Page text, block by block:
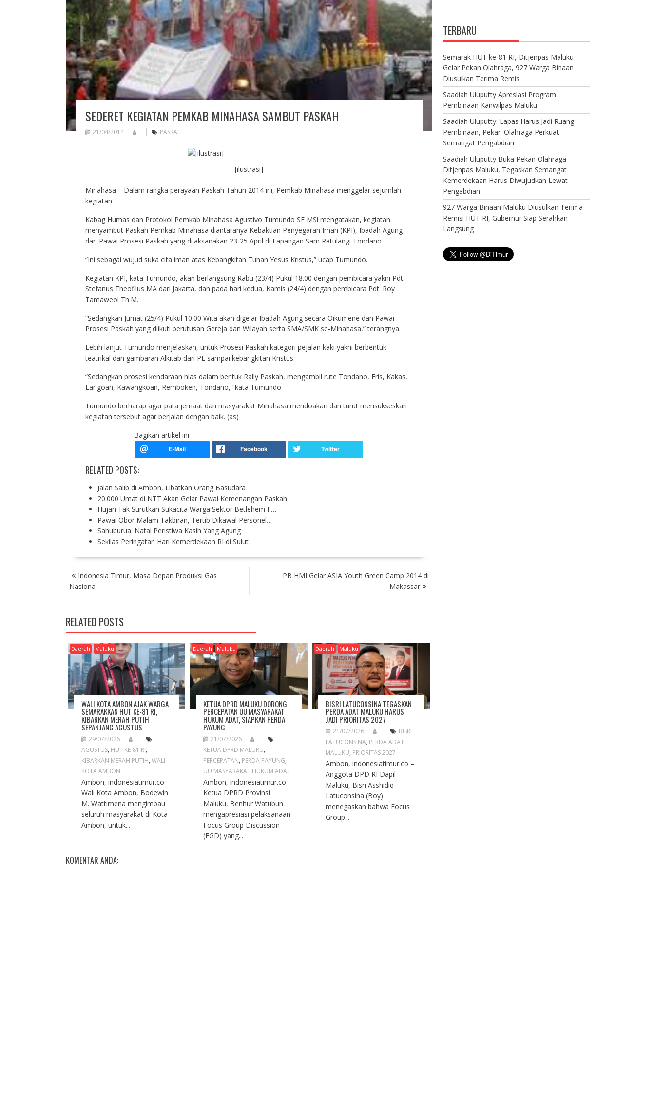
SEDERET KEGIATAN PEMKAB MINAHASA SAMBUT PASKAH
21/04/2014 PASKAH
[ilustrasi]
Minahasa – Dalam rangka perayaan Paskah Tahun 2014 ini, Pemkab Minahasa menggelar sejumlah
kegiatan.
Kabag Humas dan Protokol Pemkab Minahasa Agustivo Tumundo SE MSi mengatakan, kegiatan
menyambut Paskah Pemkab Minahasa diantaranya Kebaktian Penyegaran Iman (KPI), Ibadah Agung
dan Pawai Prosesi Paskah yang dilaksanakan 23-25 April di Lapangan Sam Ratulangi Tondano.
“Ini sebagai wujud suka cita iman atas Kebangkitan Tuhan Yesus Kristus,” ucap Tumundo.
Kegiatan KPI, kata Tumundo, akan berlangsung Rabu (23/4) Pukul 18.00 dengan pembicara yakni Pdt.
Stefanus Theofilus MA dari Jakarta, dan pada hari kedua, Kamis (24/4) dengan pembicara Pdt. Roy
Tamaweol Th.M.
“Sedangkan Jumat (25/4) Pukul 10.00 Wita akan digelar Ibadah Agung secara Oikumene dan Pawai
Prosesi Paskah yang diikuti perutusan Gereja dan Wilayah serta SMA/SMK se-Minahasa,” terangnya.
Lebih lanjut Tumundo menjelaskan, untuk Prosesi Paskah kategori pejalan kaki yakni berbentuk
teatrikal dan gambaran Alkitab dari PL sampai kebangkitan Kristus.
“Sedangkan prosesi kendaraan hias dalam bentuk Rally Paskah, mengambil rute Tondano, Eris, Kakas,
Langoan, Kawangkoan, Remboken, Tondano,” kata Tumundo.
Tumundo berharap agar para jemaat dan masyarakat Minahasa mendoakan dan turut mensukseskan
kegiatan tersebut agar berjalan dengan baik. (as)
Bagikan artikel ini
RELATED POSTS:
Jalan Salib di Ambon, Libatkan Orang Basudara
20.000 Umat di NTT Akan Gelar Pawai Kemenangan Paskah
Hujan Tak Surutkan Sukacita Warga Sektor Betlehem II…
Pawai Obor Malam Takbiran, Tertib Dikawal Personel…
Sahuburua: Natal Peristiwa Kasih Yang Agung
Sekilas Peringatan Hari Kemerdekaan RI di Sulut
P
O
S
N
A
V
G
A
T
O
N
Indonesia Timur, Masa Depan Produksi Gas
Nasional
PB HMI Gelar ASIA Youth Green Camp 2014 di
Makassar
RELATED POSTS
Daerah Maluku
WALI KOTA AMBON AJAK WARGA
SEMARAKKAN HUT KE-81 RI,
KIBARKAN MERAH PUTIH
SEPANJANG AGUSTUS
29/07/2026
AGUSTUS, HUT KE-81 RI,
KIBARKAN MERAH PUTIH, WALI
KOTA AMBON
Ambon, indonesiatimur.co –
Wali Kota Ambon, Bodewin
M. Wattimena mengimbau
seluruh masyarakat di Kota
Ambon, untuk...
Daerah Maluku
KETUA DPRD MALUKU DORONG
PERCEPATAN UU MASYARAKAT
HUKUM ADAT, SIAPKAN PERDA
PAYUNG
21/07/2026
KETUA DPRD MALUKU,
PERCEPATAN, PERDA PAYUNG,
UU MASYARAKAT HUKUM ADAT
Ambon, indonesiatimur.co –
Ketua DPRD Provinsi
Maluku, Benhur Watubun
mengapresiasi pelaksanaan
Focus Group Discussion
(FGD) yang...
Daerah Maluku
BISRI LATUCONSINA TEGASKAN
PERDA ADAT MALUKU HARUS
JADI PRIORITAS 2027
21/07/2026
BISRI
LATUCONSINA, PERDA ADAT
MALUKU, PRIORITAS 2027
Ambon, indonesiatimur.co –
Anggota DPD RI Dapil
Maluku, Bisri Asshidiq
Latuconsina (Boy)
menegaskan bahwa Focus
Group...
KOMENTAR ANDA:
TERBARU
Semarak HUT ke-81 RI, Ditjenpas Maluku
Gelar Pekan Olahraga, 927 Warga Binaan
Diusulkan Terima Remisi
Saadiah Uluputty Apresiasi Program
Pembinaan Kanwilpas Maluku
Saadiah Uluputty: Lapas Harus Jadi Ruang
Pembinaan, Pekan Olahraga Perkuat
Semangat Pengabdian
Saadiah Uluputty Buka Pekan Olahraga
Ditjenpas Maluku, Tegaskan Semangat
Kemerdekaan Harus Diwujudkan Lewat
Pengabdian
927 Warga Binaan Maluku Diusulkan Terima
Remisi HUT RI, Gubernur Siap Serahkan
Langsung